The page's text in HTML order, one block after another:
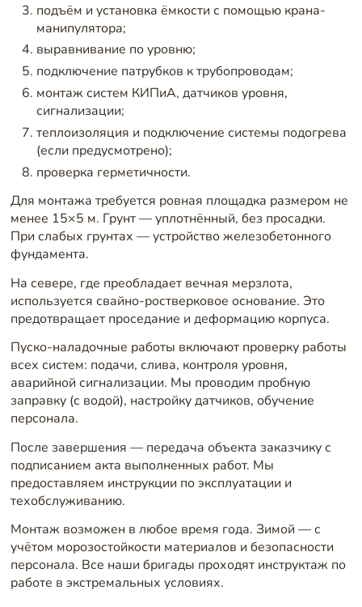
подъём и установка ёмкости с помощью крана-
манипулятора;
выравнивание по уровню;
подключение патрубков к трубопроводам;
монтаж систем КИПиА, датчиков уровня,
сигнализации;
теплоизоляция и подключение системы подогрева
(если предусмотрено);
проверка герметичности.
Для монтажа требуется ровная площадка размером не
менее 15×5 м. Грунт — уплотнённый, без просадки.
При слабых грунтах — устройство железобетонного
фундамента.
На севере, где преобладает вечная мерзлота,
используется свайно-ростверковое основание. Это
предотвращает проседание и деформацию корпуса.
Пуско-наладочные работы включают проверку работы
всех систем: подачи, слива, контроля уровня,
аварийной сигнализации. Мы проводим пробную
заправку (с водой), настройку датчиков, обучение
персонала.
После завершения — передача объекта заказчику с
подписанием акта выполненных работ. Мы
предоставляем инструкции по эксплуатации и
техобслуживанию.
Монтаж возможен в любое время года. Зимой — с
учётом морозостойкости материалов и безопасности
персонала. Все наши бригады проходят инструктаж по
работе в экстремальных условиях.